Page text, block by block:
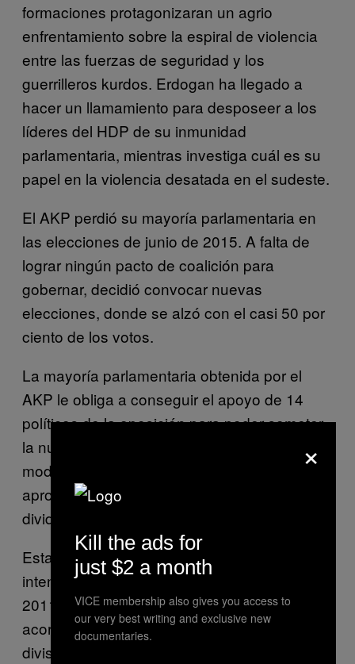
formaciones protagonizaran un agrio
enfrentamiento sobre la espiral de violencia
entre las fuerzas de seguridad y los
guerrilleros kurdos. Erdogan ha llegado a
hacer un llamamiento para desposeer a los
líderes del HDP de su inmunidad
parlamentaria, mientras investiga cuál es su
papel en la violencia desatada en el sudeste.
El AKP perdió su mayoría parlamentaria en
las elecciones de junio de 2015. A falta de
lograr ningún pacto de coalición para
gobernar, decidió convocar nuevas
elecciones, donde se alzó con el casi 50 por
ciento de los votos.
La mayoría parlamentaria obtenida por el
AKP le obliga a conseguir el apoyo de 14
políticos de la oposición para poder someter
la nueva Constitución a referéndum. De otro
modo, necesitarán 50 votos más para
aprobarla en un hemiciclo rotundamente
dividido.
Esta no es la primera vez en que el AKP
intenta enmendar la Constitución turca. En
2011 una comisión interparlamentaria logró
acordar 60 artículos, sin embargo, las
divisiones provocaron que el esfuerzo se
×
Kill the ads for
just $2 a month
VICE membership also gives you access to
our very best writing and exclusive new
documentaries.